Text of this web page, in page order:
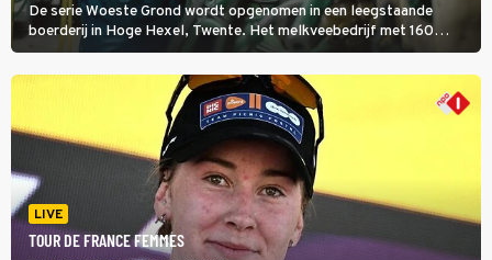
De serie Woeste Grond wordt opgenomen in een leegstaande
boerderij in Hoge Hexel, Twente. Het melkveebedrijf met 160
koeien moest sluiten, omdat het dicht bij een Natura 2000-gebied
ligt. In de serie heerst er een gevaarlijke veeziekte.
LIVE
TOUR DE FRANCE FEMMES